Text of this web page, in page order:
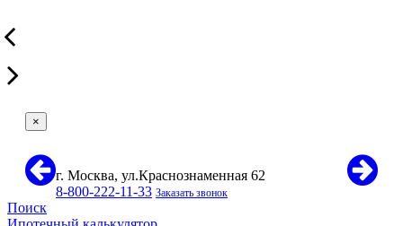
×
г. Москва, ул.Краснознаменная 62
8-800-222-11-33 Заказать звонок
Поиск